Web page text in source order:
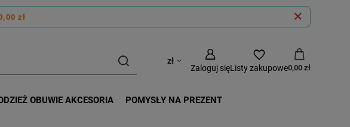
zł
zł
Zaloguj sięListy zakupowe0,00 zł
OBUWIE AKCESORIA
POMYSŁY NA PREZENT